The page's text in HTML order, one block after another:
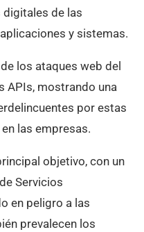
digitales de las
y sistemas.
los ataques web del
APIs, mostrando una
por estas
las empresas.
objetivo, con un
Servicios
en peligro a las
prevalecen los